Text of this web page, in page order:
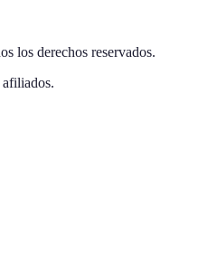
los derechos reservados.
afiliados.